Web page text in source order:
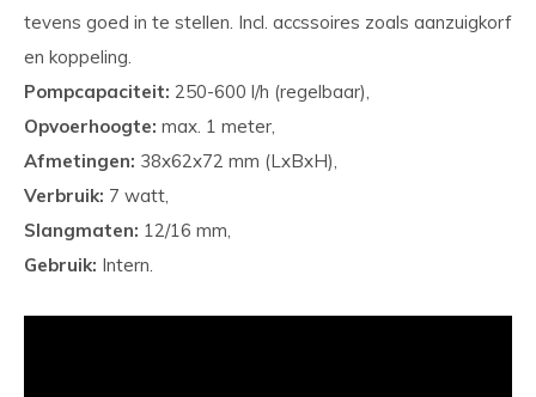
tevens goed in te stellen. Incl. accssoires zoals aanzuigkorf
en koppeling.
Pompcapaciteit: 250-600 l/h (regelbaar),
Opvoerhoogte: max. 1 meter,
Afmetingen: 38x62x72 mm (LxBxH),
Verbruik: 7 watt,
Slangmaten: 12/16 mm,
Gebruik: Intern.